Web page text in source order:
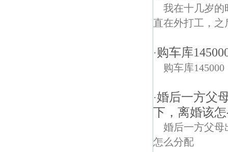
我在十几岁的
直在外打工，
·购车库
购车库
·婚后一方父
下，离婚该
婚后一方父母
怎么分配